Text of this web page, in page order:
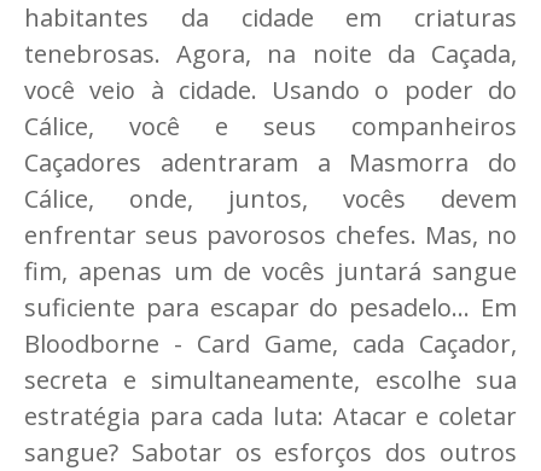
habitantes da cidade em criaturas
tenebrosas. Agora, na noite da Caçada,
você veio à cidade. Usando o poder do
Cálice, você e seus companheiros
Caçadores adentraram a Masmorra do
Cálice, onde, juntos, vocês devem
enfrentar seus pavorosos chefes. Mas, no
fim, apenas um de vocês juntará sangue
suficiente para escapar do pesadelo... Em
Bloodborne - Card Game, cada Caçador,
secreta e simultaneamente, escolhe sua
estratégia para cada luta: Atacar e coletar
sangue? Sabotar os esforços dos outros